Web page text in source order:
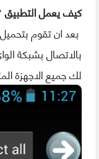
كيف يعمل التطبيق
بعد ان تقوم
بالاتصال بشبكة
لك جميع الاجهزة